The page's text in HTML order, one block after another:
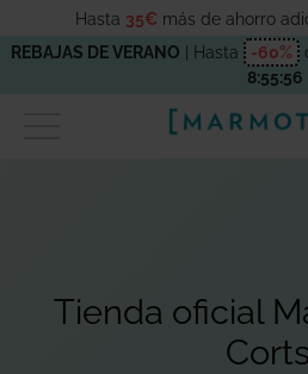
Hasta 35€ más de ahorro
REBAJAS DE VERANO | Hasta -60%
8:55:56
Tienda oficial
Corts